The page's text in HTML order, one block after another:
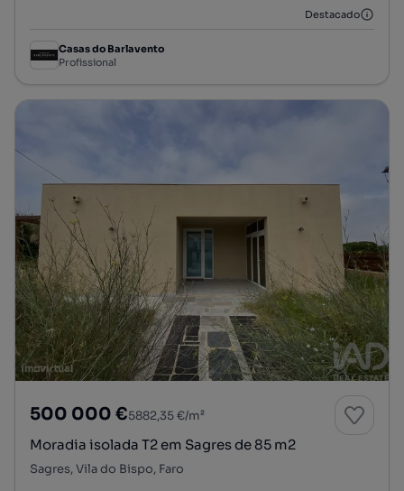
Destacado
Casas do Barlavento
Profissional
500 000 €5882,35 €/m²
Moradia isolada T2 em Sagres de 85 m2
Sagres, Vila do Bispo, Faro